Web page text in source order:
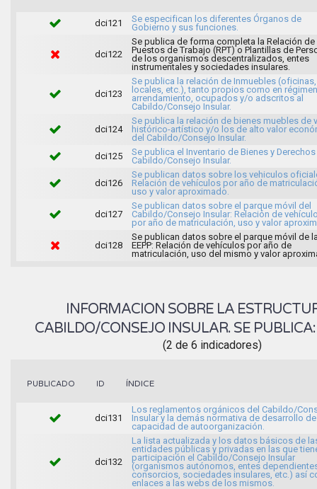
dci121
Se especifican los diferentes Órganos de
Gobierno y sus funciones.
dci122
Se publica de forma completa la Relación de
Puestos de Trabajo (RPT) o Plantillas de
de los organismos descentralizados, entes
instrumentales y sociedades insulares.
dci123
Se publica la relación de Inmuebles (oficinas,
locales, etc.), tanto propios como en
arrendamiento, ocupados y/o adscritos al
Cabildo/Consejo Insular.
dci124
Se publica la relación de bienes muebles de
histórico-artístico y/o los de alto valor
del Cabildo/Consejo Insular.
dci125
Se publica el Inventario de Bienes y
Cabildo/Consejo Insular.
dci126
Se publican datos sobre los vehiculos
Relación de vehículos por año de
uso y valor aproximado.
dci127
Se publican datos sobre el parque móvil del
Cabildo/Consejo Insular: Relación de
por año de matriculación, uso y valor
dci128
Se publican datos sobre el parque móvil de
EEPP: Relación de vehículos por año de
matriculación, uso del mismo y valor
INFORMACION SOBRE LA
CABILDO/CONSEJO INSULAR. SE
(2 de 6 indicadores)
PUBLICADO ID ÍNDICE
dci131
Los reglamentos orgánicos del Cabildo/
Insular y la demás normativa de desarrollo
capacidad de autoorganización.
dci132
La lista actualizada y los datos básicos de
entidades públicas y privadas en las que
participación el Cabildo/Consejo Insular
(organismos autónomos, entes
consorcios, sociedades insulares, etc.) así
enlaces a las webs de los mismos.